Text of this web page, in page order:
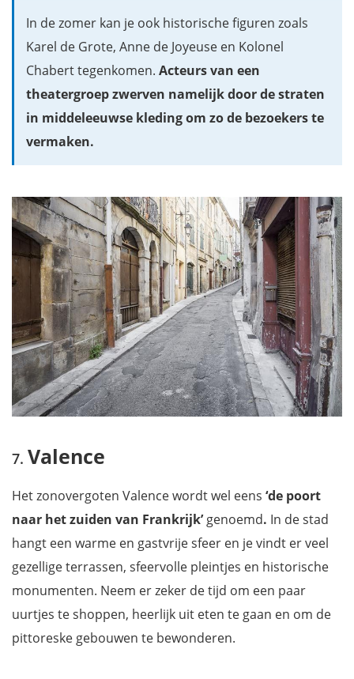
In de zomer kan je ook historische figuren zoals
Karel de Grote, Anne de Joyeuse en Kolonel
Chabert tegenkomen. Acteurs van een
theatergroep zwerven namelijk door de straten
in middeleeuwse kleding om zo de bezoekers te
vermaken.
Valence
Het zonovergoten Valence wordt wel eens ‘de poort
naar het zuiden van Frankrijk’genoemd. In de stad
hangt een warme en gastvrije sfeer en je vindt er veel
gezellige terrassen, sfeervolle pleintjes en historische
monumenten. Neem er zeker de tijd om een paar
uurtjes te shoppen, heerlijk uit eten te gaan en om de
pittoreske gebouwen te bewonderen.